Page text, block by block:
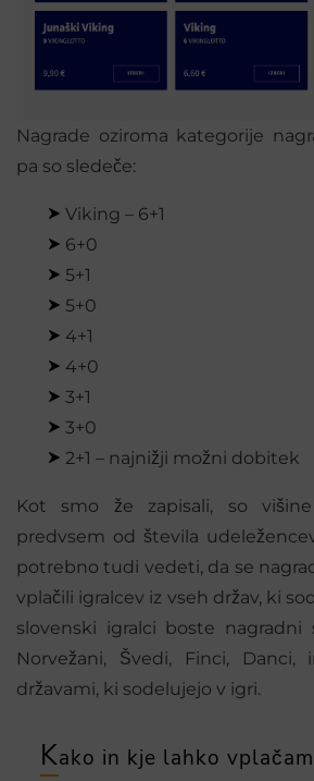
Nagrade oziroma kategorije
pa so sledeče:
Viking – 6+1
6+0
5+1
5+0
4+1
4+0
3+1
3+0
2+1 – najnižji možni dobitek
Kot smo že zapisali, so
predvsem od števila
potrebno tudi vedeti, da se
vplačili igralcev iz vseh držav, ki
slovenski igralci boste
Norvežani, Švedi, Finci,
državami, ki sodelujejo v igri.
Kako in kje lahko